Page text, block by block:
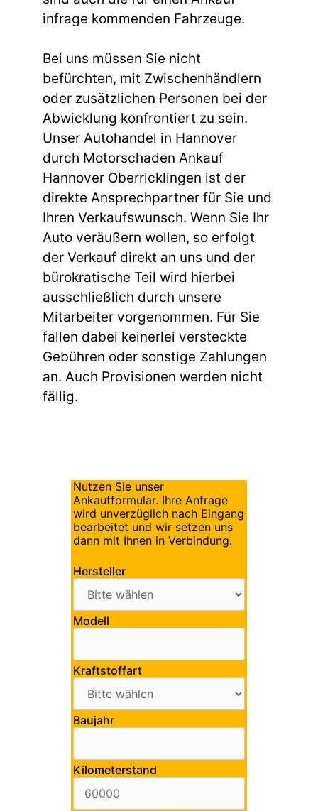
infrage kommenden Fahrzeuge.
Bei uns müssen Sie nicht
befürchten, mit Zwischenhändlern
oder zusätzlichen Personen bei der
Abwicklung konfrontiert zu sein.
Unser Autohandel in Hannover
durch Motorschaden Ankauf
Hannover Oberricklingen ist der
direkte Ansprechpartner für Sie und
Ihren Verkaufswunsch. Wenn Sie Ihr
Auto veräußern wollen, so erfolgt
der Verkauf direkt an uns und der
bürokratische Teil wird hierbei
ausschließlich durch unsere
Mitarbeiter vorgenommen. Für Sie
fallen dabei keinerlei versteckte
Gebühren oder sonstige Zahlungen
an. Auch Provisionen werden nicht
fällig.
Nutzen Sie unser
Ankaufformular. Ihre Anfrage
wird unverzüglich nach Eingang
bearbeitet und wir setzen uns
dann mit Ihnen in Verbindung.
Hersteller
Modell
Kraftstoffart
Baujahr
Kilometerstand